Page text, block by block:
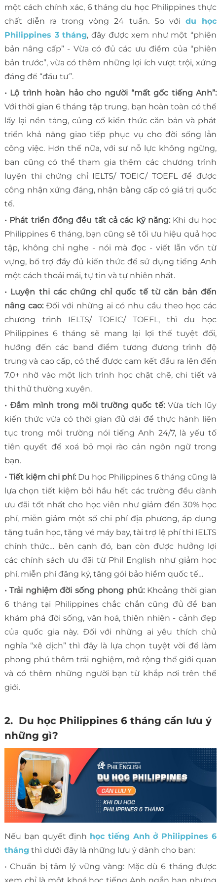
một cách chính xác, 6 tháng du học Philippines thực
chất diễn ra trong vòng 24 tuần. So với du học
Philippines 3 tháng, đây được xem như một “phiên
bản nâng cấp” - Vừa có đủ các ưu điểm của “phiên
bản trước”, vừa có thêm những lợi ích vượt trội, xứng
đáng để “đầu tư”.
• Lộ trình hoàn hảo cho người “mất gốc tiếng Anh”:
Với thời gian 6 tháng tập trung, bạn hoàn toàn có thể
lấy lại nền tảng, củng cố kiến thức căn bản và phát
triển khả năng giao tiếp phục vụ cho đời sống lẫn
công việc. Hơn thế nữa, với sự nỗ lực không ngừng,
bạn cũng có thể tham gia thêm các chương trình
luyện thi chứng chỉ IELTS/ TOEIC/ TOEFL để được
công nhận xứng đáng, nhận bằng cấp có giá trị quốc
tế.
• Phát triển đồng đều tất cả các kỹ năng: Khi du học
Philippines 6 tháng, bạn cũng sẽ tối ưu hiệu quả học
tập, không chỉ nghe - nói mà đọc - viết lẫn vốn từ
vựng, bổ trợ đầy đủ kiến thức để sử dụng tiếng Anh
một cách thoải mái, tự tin và tự nhiên nhất.
• Luyện thi các chứng chỉ quốc tế từ căn bản đến
nâng cao:Đối với những ai có nhu cầu theo học các
chương trình IELTS/ TOEIC/ TOEFL, thì du học
Philippines 6 tháng sẽ mang lại lợi thế tuyệt đối,
hướng đến các band điểm tương đương trình độ
trung và cao cấp, có thể được cam kết đầu ra lên đến
7.0+ nhờ vào một lịch trình học chặt chẽ, chi tiết và
thi thử thường xuyên.
• Đắm mình trong môi trường quốc tế:Vừa tích lũy
kiến thức vừa có thời gian đủ dài để thực hành liên
tục trong môi trường nói tiếng Anh 24/7, là yếu tố
tiên quyết để xoá bỏ mọi rào cản ngôn ngữ trong
bạn.
• Tiết kiệm chi phí: Du học Philippines 6 tháng cũng là
lựa chọn tiết kiệm bởi hầu hết các trường đều dành
ưu đãi tốt nhất cho học viên như giảm đến 30% học
phí, miễn giảm một số chi phí địa phương, áp dụng
tặng tuần học, tặng vé máy bay, tài trợ lệ phí thi IELTS
chính thức… bên cạnh đó, bạn còn được hưởng lợi
các chính sách ưu đãi từ Phil English như giảm học
phí, miễn phí đăng ký, tặng gói bảo hiểm quốc tế…
• Trải nghiệm đời sống phong phú: Khoảng thời gian
6 tháng tại Philippines chắc chắn cũng đủ để bạn
khám phá đời sống, văn hoá, thiên nhiên - cảnh đẹp
của quốc gia này. Đối với những ai yêu thích chủ
nghĩa “xê dịch” thì đây là lựa chọn tuyệt vời để làm
phong phú thêm trải nghiệm, mở rộng thế giới quan
và có thêm những người bạn từ khắp nơi trên thế
giới.
2. Du học Philippines 6 tháng cần lưu ý
những gì?
Nếu bạn quyết định học tiếng Anh ở Philippines 6
tháng thì dưới đây là những lưu ý dành cho bạn:
• Chuẩn bị tâm lý vững vàng: Mặc dù 6 tháng được